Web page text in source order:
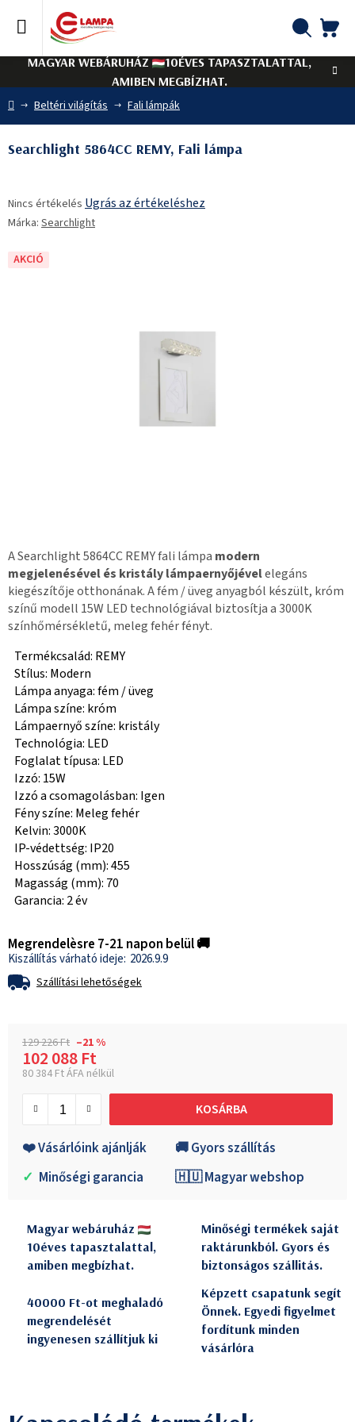
tartalomhoz
MAGYAR WEBÁRUHÁZ
10ÉVES TAPASZTALATTAL,
AMIBEN MEGBÍZHAT.
Kezdőlap
Beltéri világítás Fali lámpák
A Searchlight 5864CC REMY fali lámpa modern
megjelenésével és kristály lámpaernyőjévelelegáns
kiegészítője otthonának. A fém / üveg anyagból készült, króm
színű modell 15W LED technológiával biztosítja a 3000K
színhőmérsékletű, meleg fehér fényt.
Termékcsalád: REMY
Stílus: Modern
Lámpa anyaga: fém / üveg
Lámpa színe: króm
Lámpaernyő színe: kristály
Technológia: LED
Foglalat típusa: LED
Izzó: 15W
Izzó a csomagolásban: Igen
Fény színe: Meleg fehér
Kelvin: 3000K
IP-védettség: IP20
Hosszúság (mm): 455
Magasság (mm): 70
Garancia: 2 év
Megrendelèsre 7-21 napon belül 🚚
2026.9.9
Szállítási lehetőségek
129 226 Ft –21 %
102 088 Ft
80 384 Ft ÁFA nélkül
KOSÁRBA
❤️ Vásárlóink ajánlják
🚚 Gyors szállítás
✓ Minőségi garancia 🇭🇺 Magyar webshop
Searchlight 5864CC REMY, Fali lámpa
termék
átlagos
5-
Nincs értékelés Ugrás az értékeléshez
Márka: Searchlight
AKCIÓ
Magyar webáruház
10éves tapasztalattal,
amiben megbízhat.
Minőségi termékek saját
raktárunkból. Gyors és
biztonságos szállitás.
40000 Ft-ot meghaladó
megrendelését
ingyenesen szállítjuk ki
Képzett csapatunk segít
Önnek. Egyedi figyelmet
fordítunk minden
vásárlóra